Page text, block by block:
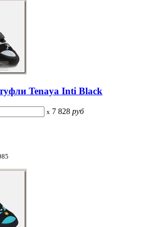
Tenaya Inti Black
x 7 828 руб